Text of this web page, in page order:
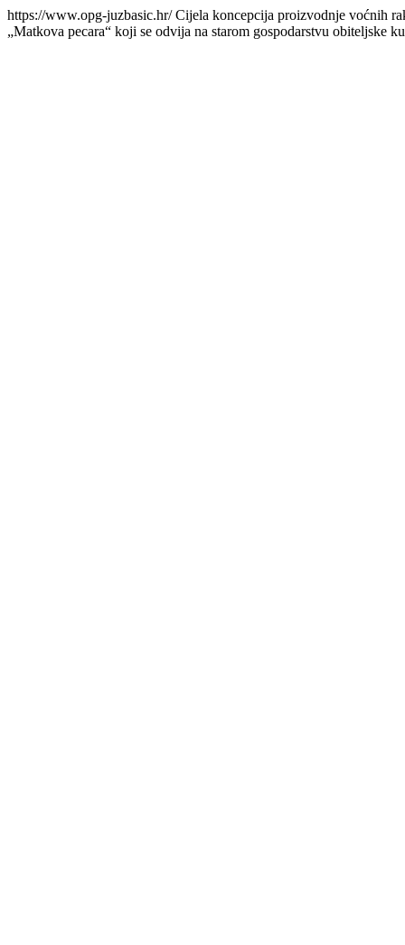
https://www.opg-juzbasic.hr/Cijela koncepcija proizvodnje voćnih
„Matkova pecara“ koji se odvija na starom gospodarstvu obiteljske